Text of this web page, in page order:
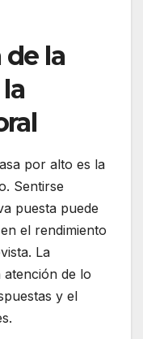
la
por alto es la
Sentirse
puesta puede
el rendimiento
La
atención de lo
y el